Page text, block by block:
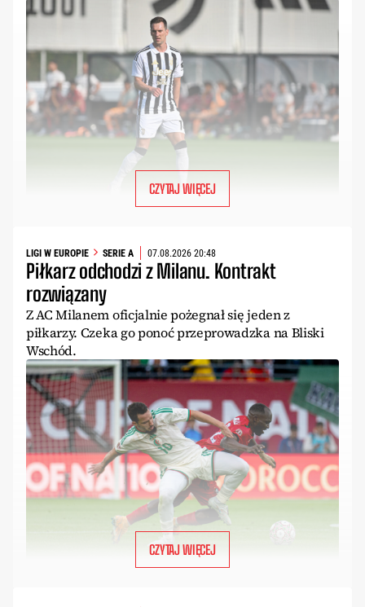
CZYTAJ WIĘCEJ
LIGI W EUROPIE SERIE A 07.08.2026 20:48
Piłkarz odchodzi z Milanu. Kontrakt
rozwiązany
Z AC Milanem oficjalnie pożegnał się jeden z
piłkarzy. Czeka go ponoć przeprowadzka na Bliski
Wschód.
CZYTAJ WIĘCEJ